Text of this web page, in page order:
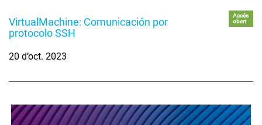
VirtualMachine: Comunicación por
protocolo SSH
Accés
obert
20 d’oct. 2023